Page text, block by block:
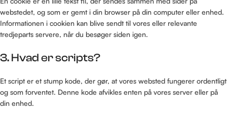
webstedet, og som er gemt i din browser på din computer eller enhed.
Informationen i cookien kan blive sendt til vores eller relevante
tredjeparts servere, når du besøger siden igen.
3. Hvad er scripts?
Et script er et stump kode, der gør, at vores websted fungerer ordentligt
og som forventet. Denne kode afvikles enten på vores server eller på
din enhed.